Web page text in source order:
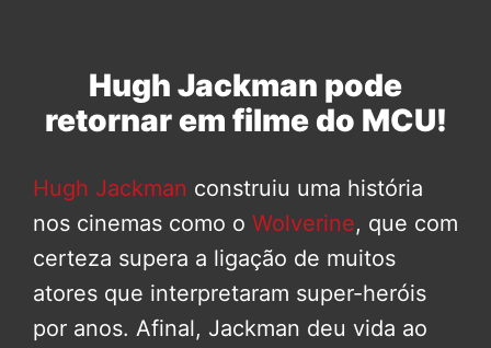
Hugh Jackman pode
retornar em filme do MCU!
Hugh Jackman construiu uma história
nos cinemas como o Wolverine, que com
certeza supera a ligação de muitos
atores que interpretaram super-heróis
por anos. Afinal, Jackman deu vida ao